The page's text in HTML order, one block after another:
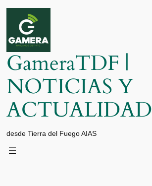
Saltar
contenido
GameraTDF |
NOTICIAS Y
ACTUALIDAD
desde Tierra del Fuego AIAS